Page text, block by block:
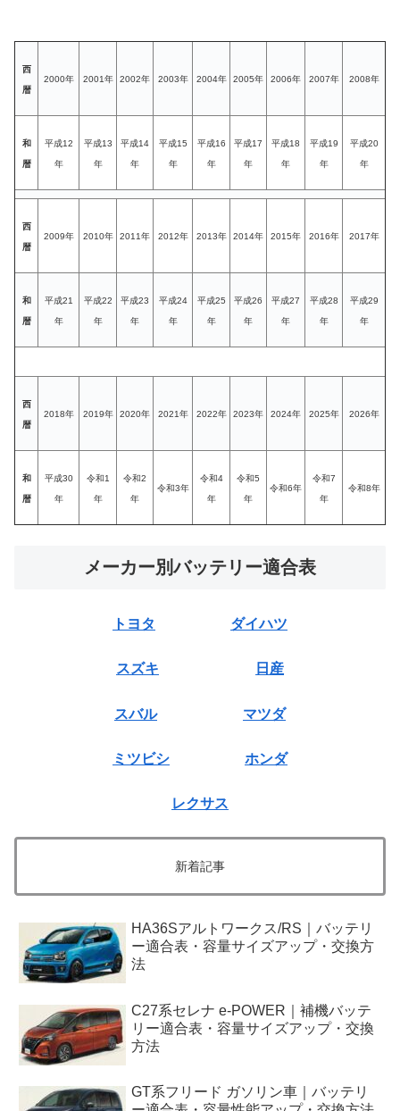
西
暦
2000年 2001年 2002年 2003年 2004年 2005年 2006年 2007年 2008年
和
暦
平成12
年
平成13
年
平成14
年
平成15
年
平成16
年
平成17
年
平成18
年
平成19
年
平成20
年
西
暦
2009年 2010年 2011年 2012年 2013年 2014年 2015年 2016年 2017年
和
暦
平成21
年
平成22
年
平成23
年
平成24
年
平成25
年
平成26
年
平成27
年
平成28
年
平成29
年
西
暦
2018年 2019年 2020年 2021年 2022年 2023年 2024年 2025年 2026年
和
暦
平成30
年
令和1
年
令和2
年
令和3年
令和4
年
令和5
年
令和6年
令和7
年
令和8年
メーカー別バッテリー適合表
トヨタ ダイハツ
スズキ 日産
スバル マツダ
ミツビシ ホンダ
レクサス
新着記事
HA36Sアルトワークス/RS｜バッテリ
ー適合表・容量サイズアップ・交換方
法
C27系セレナ e-POWER｜補機バッテ
リー適合表・容量サイズアップ・交換
方法
GT系フリード ガソリン車｜バッテリ